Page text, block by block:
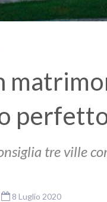
tre ville
8 Luglio 2020